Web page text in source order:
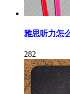
雅思听力怎
282